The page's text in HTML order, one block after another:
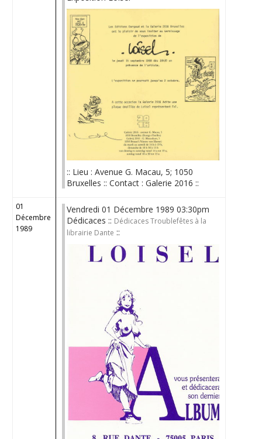
:: Lieu : Avenue G. Macau, 5; 1050
Bruxelles :: Contact : Galerie 2016 ::
01
Décembre
1989
Vendredi 01 Décembre 1989 03:30pm
Dédicaces :: Dédicaces Troublefêtes à la
librairie Dante ::